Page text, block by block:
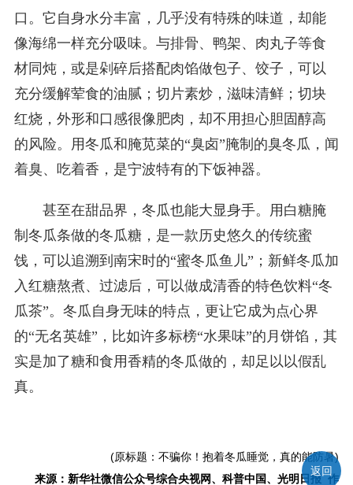
口。它自身水分丰富，几乎没有特殊的味道，却能
像海绵一样充分吸味。与排骨、鸭架、肉丸子等食
材同炖，或是剁碎后搭配肉馅做包子、饺子，可以
充分缓解荤食的油腻；切片素炒，滋味清鲜；切块
红烧，外形和口感很像肥肉，却不用担心胆固醇高
的风险。用冬瓜和腌苋菜的“臭卤”腌制的臭冬瓜，闻
着臭、吃着香，是宁波特有的下饭神器。
甚至在甜品界，冬瓜也能大显身手。用白糖腌
制冬瓜条做的冬瓜糖，是一款历史悠久的传统蜜
饯，可以追溯到南宋时的“蜜冬瓜鱼儿”；新鲜冬瓜加
入红糖熬煮、过滤后，可以做成清香的特色饮料“冬
瓜茶”。冬瓜自身无味的特点，更让它成为点心界
的“无名英雄”，比如许多标榜“水果味”的月饼馅，其
实是加了糖和食用香精的冬瓜做的，却足以以假乱
真。
(原标题：不骗你！抱着冬瓜睡觉，真的能防暑)
来源：新华社微信公众号综合央视网、科普中国、光明日报 作
返回